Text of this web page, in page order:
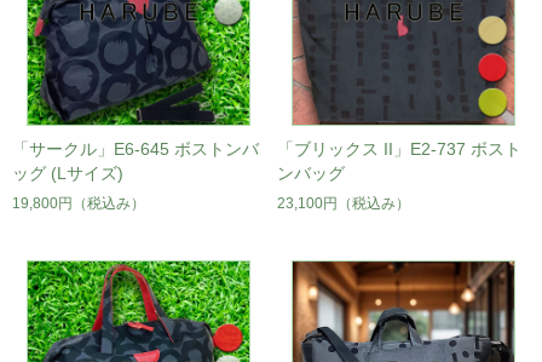
「サークル」E6-645 ボストンバ
ッグ (Lサイズ)
19,800円 （税込み）
「ブリックス II」E2-737 ボスト
ンバッグ
23,100円 （税込み）